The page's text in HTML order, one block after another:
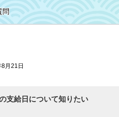
月21日
支給日について知りたい